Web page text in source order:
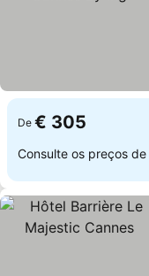
De € 305
Consulte os preços de